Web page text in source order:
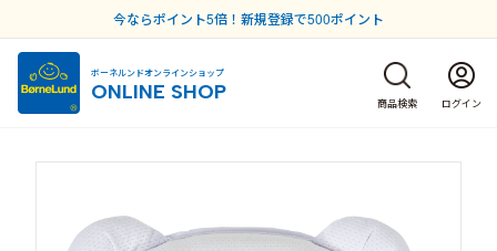
今ならポイント5倍！新規登録で500ポイント
ボーネルンドオンラインショップ
ONLINE SHOP 商品検索 ログイン